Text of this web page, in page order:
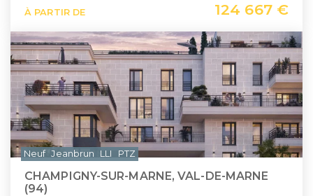
À PARTIR DE 124 667 €
CHAMPIGNY-SUR-MARNE, VAL-DE-MARNE
(94)
Neuf Jeanbrun LLI PTZ